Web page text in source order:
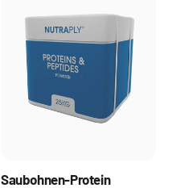
Saubohnen-Protein